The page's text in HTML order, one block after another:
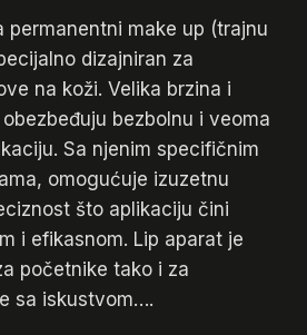
permanentni make up (trajnu
dizajniran za
na koži. Velika brzina i
bezbolnu i veoma
Sa njenim specifičnim
omogućuje izuzetnu
što aplikaciju čini
i efikasnom. Lip aparat je
početnike tako i za
sa iskustvom….